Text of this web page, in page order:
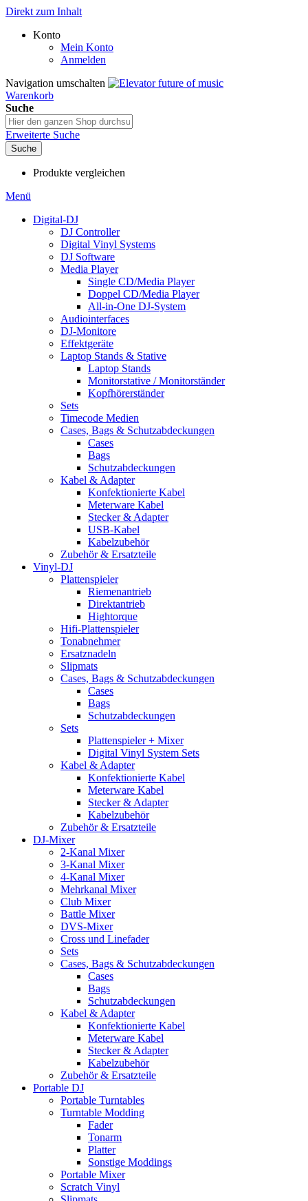
Direkt zum Inhalt
Konto
Mein Konto
Anmelden
Navigation umschalten
Warenkorb
Suche
Erweiterte Suche
Suche
Produkte vergleichen
Menü
Digital-DJ
DJ Controller
Digital Vinyl Systems
DJ Software
Media Player
Single CD/Media Player
Doppel CD/Media Player
All-in-One DJ-System
Audiointerfaces
DJ-Monitore
Effektgeräte
Laptop Stands & Stative
Laptop Stands
Monitorstative / Monitorständer
Kopfhörerständer
Sets
Timecode Medien
Cases, Bags & Schutzabdeckungen
Cases
Bags
Schutzabdeckungen
Kabel & Adapter
Konfektionierte Kabel
Meterware Kabel
Stecker & Adapter
USB-Kabel
Kabelzubehör
Zubehör & Ersatzteile
Vinyl-DJ
Plattenspieler
Riemenantrieb
Direktantrieb
Hightorque
Hifi-Plattenspieler
Tonabnehmer
Ersatznadeln
Slipmats
Cases, Bags & Schutzabdeckungen
Cases
Bags
Schutzabdeckungen
Sets
Plattenspieler + Mixer
Digital Vinyl System Sets
Kabel & Adapter
Konfektionierte Kabel
Meterware Kabel
Stecker & Adapter
Kabelzubehör
Zubehör & Ersatzteile
DJ-Mixer
2-Kanal Mixer
3-Kanal Mixer
4-Kanal Mixer
Mehrkanal Mixer
Club Mixer
Battle Mixer
DVS-Mixer
Cross und Linefader
Sets
Cases, Bags & Schutzabdeckungen
Cases
Bags
Schutzabdeckungen
Kabel & Adapter
Konfektionierte Kabel
Meterware Kabel
Stecker & Adapter
Kabelzubehör
Zubehör & Ersatzteile
Portable DJ
Portable Turntables
Turntable Modding
Fader
Tonarm
Platter
Sonstige Moddings
Portable Mixer
Scratch Vinyl